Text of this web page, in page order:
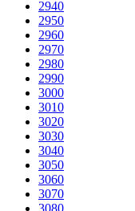
2940
2950
2960
2970
2980
2990
3000
3010
3020
3030
3040
3050
3060
3070
3080